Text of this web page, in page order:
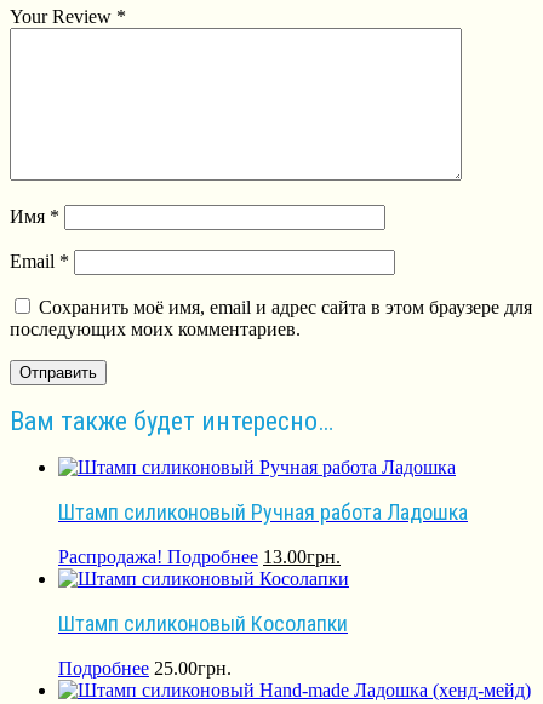
Your Review *
Имя *
Email *
Сохранить моё имя, email и адрес сайта в этом браузере для
последующих моих комментариев.
Вам также будет интересно…
Штамп силиконовый Ручная работа Ладошка
Распродажа! Подробнее 13.00грн.
Штамп силиконовый Косолапки
Подробнее 25.00грн.